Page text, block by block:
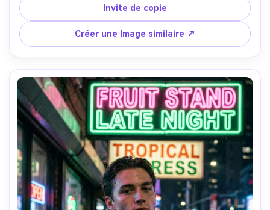
soleil, mouvement doux du vent dans les cheveux, prise
sur Sony A7R V 85mm f/1.4, portrait assis sur tout le
corps, qualité de couleur mate chaude, vibe éditoriale
photoréaliste-AR 4:5
Invite de copie
Créer une Image similaire ↗